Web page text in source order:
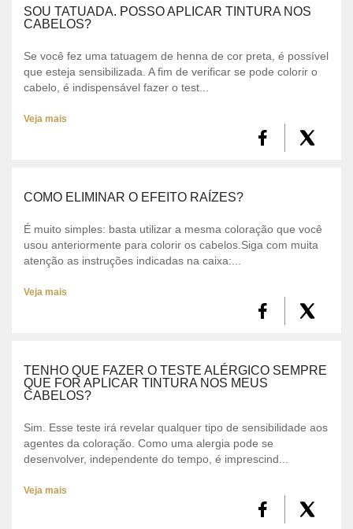
SOU TATUADA. POSSO APLICAR TINTURA NOS
CABELOS?
Se você fez uma tatuagem de henna de cor preta, é possível
que esteja sensibilizada. A fim de verificar se pode colorir o
cabelo, é indispensável fazer o test...
Veja mais
COMO ELIMINAR O EFEITO RAÍZES?
É muito simples: basta utilizar a mesma coloração que você
usou anteriormente para colorir os cabelos.Siga com muita
atenção as instruções indicadas na caixa:...
Veja mais
TENHO QUE FAZER O TESTE ALÉRGICO SEMPRE
QUE FOR APLICAR TINTURA NOS MEUS
CABELOS?
Sim. Esse teste irá revelar qualquer tipo de sensibilidade aos
agentes da coloração. Como uma alergia pode se
desenvolver, independente do tempo, é imprescind...
Veja mais